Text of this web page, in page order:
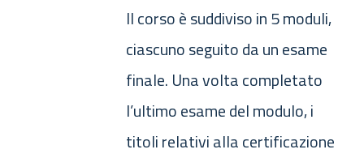
Il corso è suddiviso in 5 moduli,
ciascuno seguito da un esame
finale. Una volta completato
l’ultimo esame del modulo, i
titoli relativi alla certificazione